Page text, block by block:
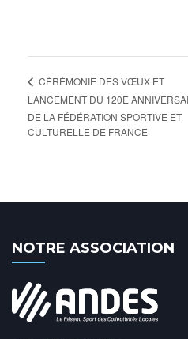
CÉRÉMONIE DES VŒUX ET
LANCEMENT DU 120E
DE LA FÉDÉRATION SPORTIVE ET
CULTURELLE DE FRANCE
NOTRE ASSOCIATION